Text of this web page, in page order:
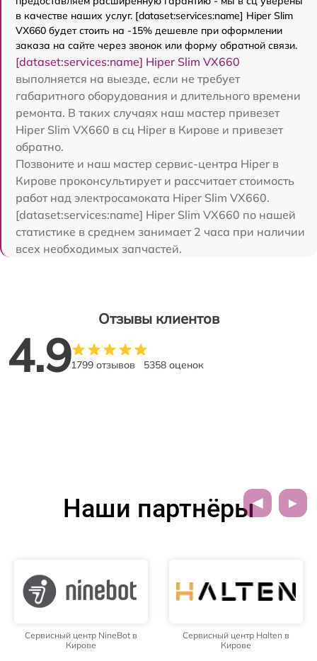
в качестве наших услуг. [dataset:services:name] Hiper Slim
VX660 будет стоить на -15% дешевле при оформлении
заказа на сайте через звонок или форму обратной связи.
[dataset:services:name] Hiper Slim VX660
выполняется на выезде, если не требует
габаритного оборудования и длительного времени
ремонта. В таких случаях наш мастер привезет
Hiper Slim VX660 в сц Hiper в Кирове и привезет
обратно.
Позвоните и наш мастер сервис-центра Hiper в
Кирове проконсультирует и рассчитает стоимость
работ над электросамоката Hiper Slim VX660.
[dataset:services:name] Hiper Slim VX660 по нашей
статистике в среднем занимает 2 часа при наличии
всех необходимых запчастей.
Отзывы клиентов
4.91799 отзывов 5358 оценок
Наши партнёры
Сервисный центр NineBot в
Кирове
Сервисный центр Halten в
Кирове